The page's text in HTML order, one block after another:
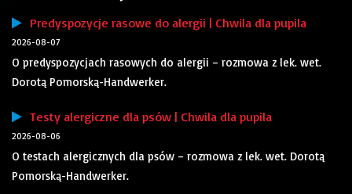
Predyspozycje rasowe do alergii | Chwila dla pupila
2026-08-07
O predyspozycjach rasowych do alergii – rozmowa z lek. wet.
Dorotą Pomorską-Handwerker.
Testy alergiczne dla psów | Chwila dla pupila
2026-08-06
O testach alergicznych dla psów – rozmowa z lek. wet. Dorotą
Pomorską-Handwerker.